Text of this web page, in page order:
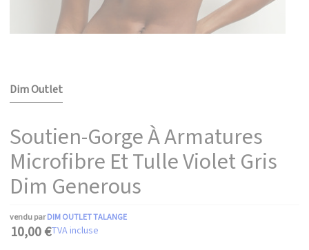
Dim Outlet
Soutien-Gorge À Armatures
Microfibre Et Tulle Violet Gris
Dim Generous
vendu parDIM OUTLET TALANGE
10,00 €TVA incluse